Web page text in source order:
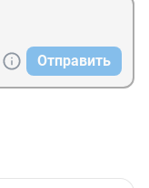
Отправить